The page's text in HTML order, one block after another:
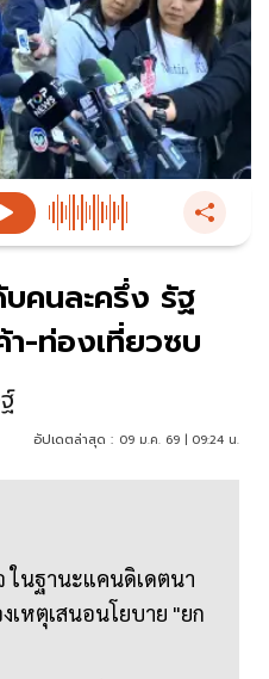
คนละครึ่ง รัฐ
-ท่องเที่ยวซบ
อัปเดตล่าสุด : 09 ม.ค. 69 | 09:24 น.
ในฐานะแคนดิเดตนา
เหตุเสนอนโยบาย "ยก